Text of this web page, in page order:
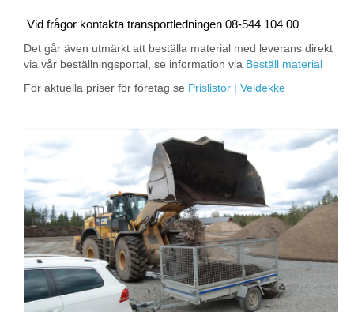
Vid frågor kontakta transportledningen 08-544 104 00
Det går även utmärkt att beställa material med leverans direkt
via vår beställningsportal, se information via Beställ material
För aktuella priser för företag se Prislistor | Veidekke